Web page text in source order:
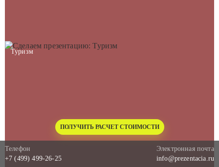
ПОЛУЧИТЬ РАСЧЕТ СТОИМОСТИ
Телефон
+7 (499) 499-26-25
Электронная почта
info@prezentacia.ru
Туризм